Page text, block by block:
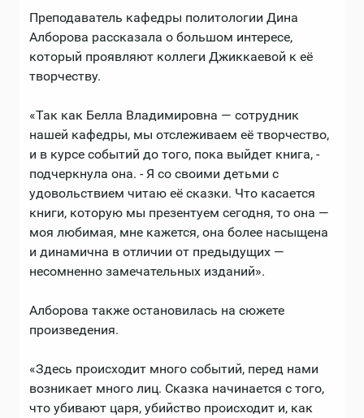
Преподаватель кафедры политологии Дина
Алборова рассказала о большом интересе,
который проявляют коллеги Джиккаевой к её
творчеству.
«Так как Белла Владимировна — сотрудник
нашей кафедры, мы отслеживаем её творчество,
и в курсе событий до того, пока выйдет книга, -
подчеркнула она. - Я со своими детьми с
удовольствием читаю её сказки. Что касается
книги, которую мы презентуем сегодня, то она —
моя любимая, мне кажется, она более насыщена
и динамична в отличии от предыдущих —
несомненно замечательных изданий».
Алборова также остановилась на сюжете
произведения.
«Здесь происходит много событий, перед нами
возникает много лиц. Сказка начинается с того,
что убивают царя, убийство происходит и, как